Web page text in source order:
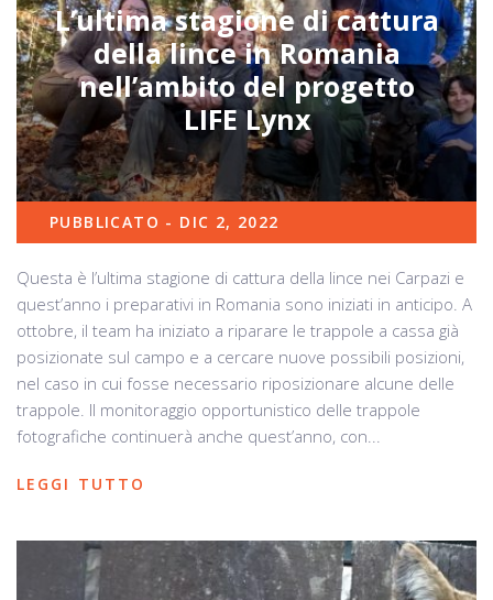
L’ultima stagione di cattura
della lince in Romania
nell’ambito del progetto
LIFE Lynx
PUBBLICATO - DIC 2, 2022
Questa è l’ultima stagione di cattura della lince nei Carpazi e
quest’anno i preparativi in Romania sono iniziati in anticipo. A
ottobre, il team ha iniziato a riparare le trappole a cassa già
posizionate sul campo e a cercare nuove possibili posizioni,
nel caso in cui fosse necessario riposizionare alcune delle
trappole. Il monitoraggio opportunistico delle trappole
fotografiche continuerà anche quest’anno, con...
LEGGI TUTTO